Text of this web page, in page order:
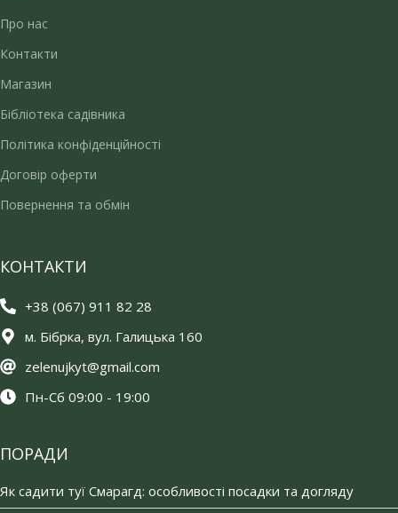
Про нас
Контакти
Магазин
Бібліотека садівника
Політика конфіденційності
Договір оферти
Повернення та обмін
КОНТАКТИ
+38 (067) 911 82 28
м. Бібрка, вул. Галицька 160
zelenujkyt@gmail.com
Пн-Сб 09:00 - 19:00
ПОРАДИ
Як садити туї Смарагд: особливості посадки та догляду